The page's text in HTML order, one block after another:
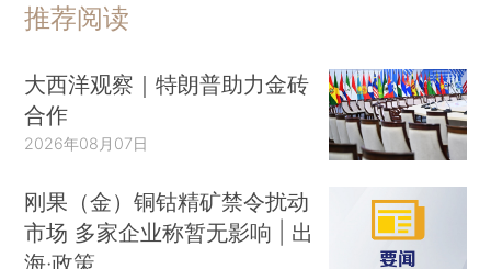
推荐阅读
大西洋观察｜特朗普助力金砖
合作
2026年08月07日
刚果（金）铜钴精矿禁令扰动
市场 多家企业称暂无影响 | 出
海·政策